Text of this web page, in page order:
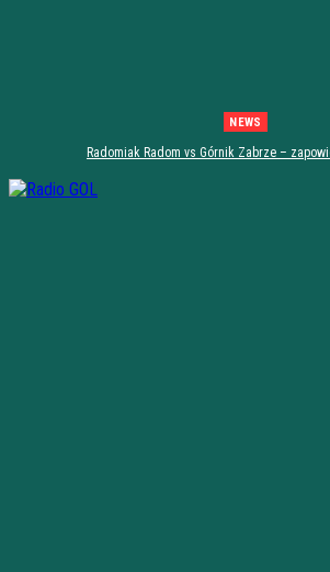
NEWS
Radomiak Radom vs Górnik Zabrze –